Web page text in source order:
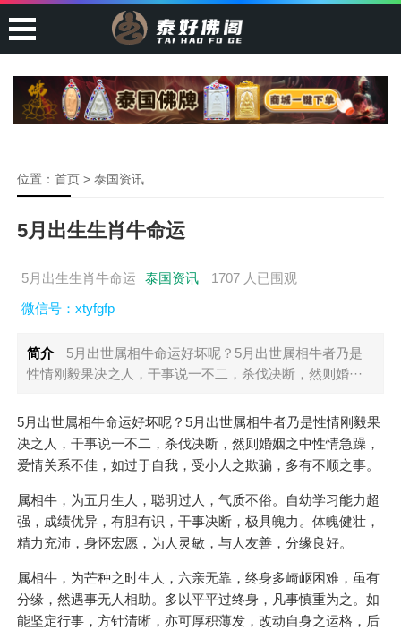
位置： 首页> 泰国资讯
5月出生生肖牛命运
5月出生生肖牛命运 泰国资讯
1707 人已围观
微信号：xtyfgfp
简介
5月出世属相牛命运好坏呢？5月出世属相牛者乃是
性情刚毅果决之人，干事说一不二，杀伐决断，然则婚···
5月出世属相牛命运好坏呢？5月出世属相牛者乃是性情刚毅果
决之人，干事说一不二，杀伐决断，然则婚姻之中性情急躁，
爱情关系不佳，如过于自我，受小人之欺骗，多有不顺之事。
属相牛，为五月生人，聪明过人，气质不俗。自幼学习能力超
强，成绩优异，有胆有识，干事决断，极具魄力。体魄健壮，
精力充沛，身怀宏愿，为人灵敏，与人友善，分缘良好。
属相牛，为芒种之时生人，六亲无靠，终身多崎岖困难，虽有
分缘，然遇事无人相助。多以平平过终身，凡事慎重为之。如
能坚定行事，方针清晰，亦可厚积薄发，改动自身之运格，后